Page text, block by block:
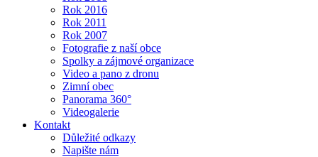
Rok 2016
Rok 2011
Rok 2007
Fotografie z naší obce
Spolky a zájmové organizace
Video a pano z dronu
Zimní obec
Panorama 360°
Videogalerie
Kontakt
Důležité odkazy
Napište nám